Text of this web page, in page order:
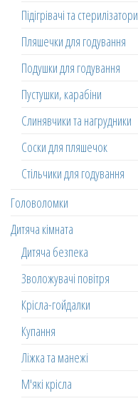
Підігрівачі та стерилізатори
Пляшечки для годування
Подушки для годування
Пустушки, карабіни
Слинявчики та нагрудники
Соски для пляшечок
Стільчики для годування
Головоломки
Дитяча кімната
Дитяча безпека
Зволожувачі повітря
Крісла-гойдалки
Купання
Ліжка та манежі
М'які крісла